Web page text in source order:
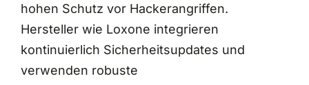
hohen Schutz vor Hackerangriffen.
Hersteller wie Loxone integrieren
kontinuierlich Sicherheitsupdates und
verwenden robuste